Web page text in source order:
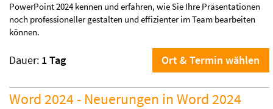
PowerPoint 2024 kennen und erfahren, wie Sie Ihre Präsentationen
noch professioneller gestalten und effizienter im Team bearbeiten
können.
Dauer: 1 Tag Ort & Termin wählen
Word 2024 - Neuerungen in Word 2024